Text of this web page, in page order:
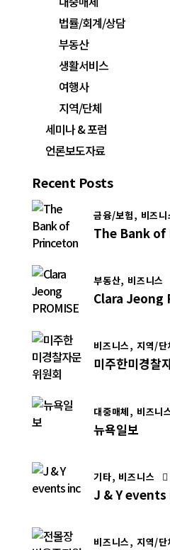
법률/회계/상담
부동산
생활서비스
여행사
지역/단체
세미나 & 포럼
언론보도자료
Recent Posts
금융/보험, 비즈니
The Bank
부동산, 비즈니스
Clara Jeong
비즈니스, 지역/단
미주한미경찰
대중매체, 비즈니
뉴욕일보
기타, 비즈니스
J & Y
비즈니스, 지역/단